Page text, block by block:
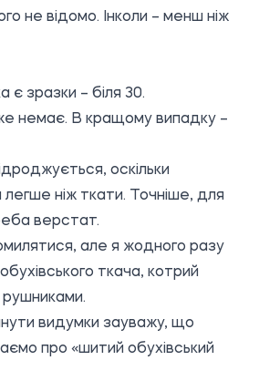
не відомо. Інколи – менш ніж
є зразки – біля 30.
немає. В кращому випадку –
оскільки
легше ніж ткати. Точніше, для
верстат.
але я жодного разу
ткача, котрий
видумки зауважу, що
про «шитий обухівський